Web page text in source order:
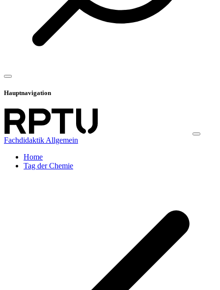
Hauptnavigation
Fachdidaktik Allgemein
Home
Tag der Chemie